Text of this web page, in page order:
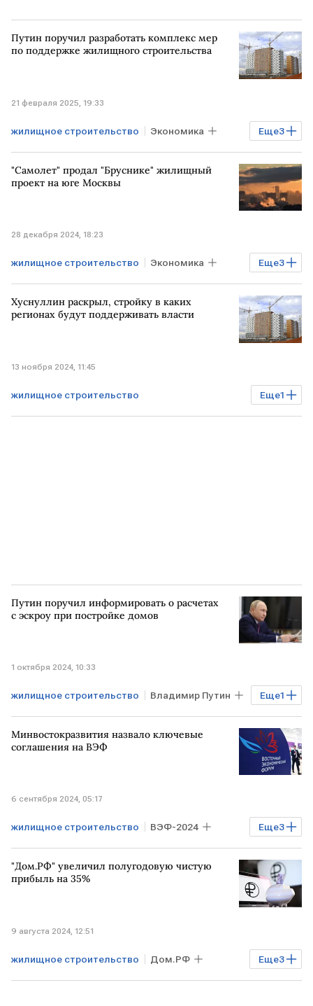
Путин поручил разработать комплекс мер
по поддержке жилищного строительства
21 февраля 2025, 19:33
Еще3
жилищное строительство Экономика
Владимир Путин программа ИЖС
"Самолет" продал "Бруснике" жилищный
проект на юге Москвы
28 декабря 2024, 18:23
Еще3
жилищное строительство Экономика
РОССИЯ Недвижимость
группа Самолет
Хуснуллин раскрыл, стройку в каких
регионах будут поддерживать власти
13 ноября 2024, 11:45
Еще1
жилищное строительство
Марат Хуснуллин регионы России
Путин поручил информировать о расчетах
с эскроу при постройке домов
1 октября 2024, 10:33
Еще1
жилищное строительство Владимир Путин
эскроу-счета
Минвостокразвития назвало ключевые
соглашения на ВЭФ
6 сентября 2024, 05:17
Еще3
жилищное строительство ВЭФ-2024
Минвостокразвития РОССИЯ
соглашение
"Дом.РФ" увеличил полугодовую чистую
прибыль на 35%
9 августа 2024, 12:51
Еще3
жилищное строительство Дом.РФ
чистая прибыль активы РОССИЯ